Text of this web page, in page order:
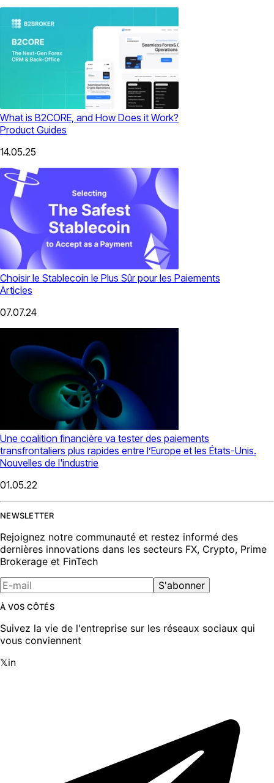
What is B2CORE, and How Does it Work?
Product Guides
14.05.25
Choisir le Stablecoin le Plus Sûr pour les Paiements
Articles
07.07.24
Une coalition financière va tester des paiements
transfrontaliers plus rapides entre l’Europe et les États-Unis.
Nouvelles de l'industrie
01.05.22
NEWSLETTER
Rejoignez notre communauté et restez informé des
dernières innovations dans les secteurs FX, Crypto, Prime
Brokerage et FinTech
S'abonner
À VOS CÔTÉS
Suivez la vie de l'entreprise sur les réseaux sociaux qui
vous conviennent
𝕏in